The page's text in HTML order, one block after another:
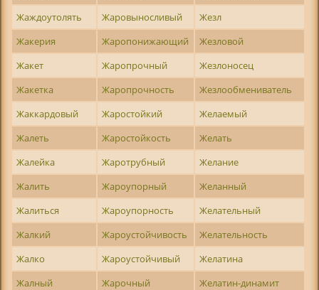
Жаждоутолять
Жаровыносливый
Жезл
Жакерия
Жаропонижающий
Жезловой
Жакет
Жаропрочный
Жезлоносец
Жакетка
Жаропрочность
Жезлообмениватель
Жаккардовый
Жаростойкий
Желаемый
Жалеть
Жаростойкость
Желать
Жалейка
Жаротрубный
Желание
Жалить
Жароупорный
Желанный
Жалиться
Жароупорность
Желательный
Жалкий
Жароустойчивость
Желательность
Жалко
Жароустойчивый
Желатина
Жалный
Жарочный
Желатин-динамит